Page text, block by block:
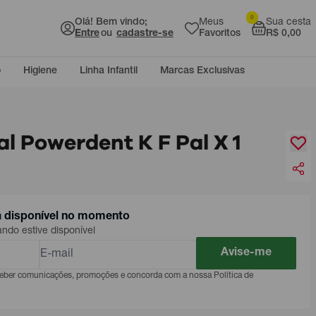
Olá! Bem vindo;
Entreou cadastre-se
Meus
Favoritos
Sua cesta
R$ 0,00
0
Higiene Linha Infantil Marcas Exclusivas
Powerdent K F Pal X 1
disponível no momento
estive disponível
Avise-me
comunicações, promoções e concorda com a nossa Política de